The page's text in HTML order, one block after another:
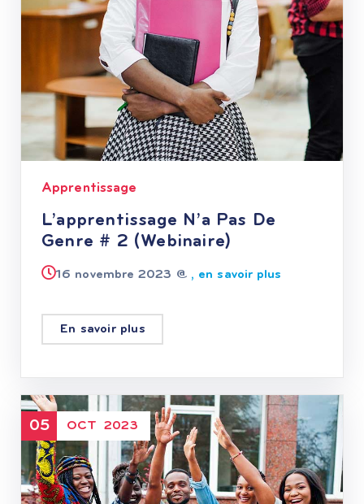
Apprentissage
L’apprentissage N’a Pas De
Genre # 2 (Webinaire)
16 novembre 2023 @ , en savoir plus
En savoir plus
05 OCT 2023